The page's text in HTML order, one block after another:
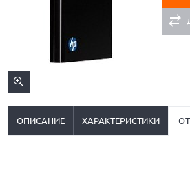
ОПИСАНИЕ ХАРАКТЕРИСТИКИ